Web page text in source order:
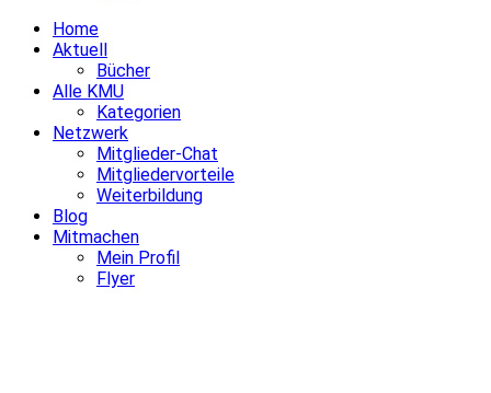
Home
Aktuell
Bücher
Alle KMU
Kategorien
Netzwerk
Mitglieder-Chat
Mitgliedervorteile
Weiterbildung
Blog
Mitmachen
Mein Profil
Flyer